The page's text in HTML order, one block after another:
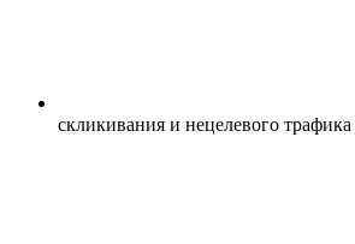
скликивания и нецелевого трафика